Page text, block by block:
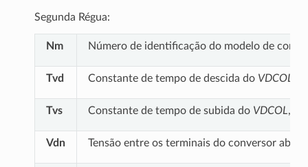
Segunda Régua:
Nm Número de identificação do modelo de
Tvd Constante de tempo de descida do VDCOL
Tvs Constante de tempo de subida do VDCOL,
Vdn Tensão entre os terminais do conversor